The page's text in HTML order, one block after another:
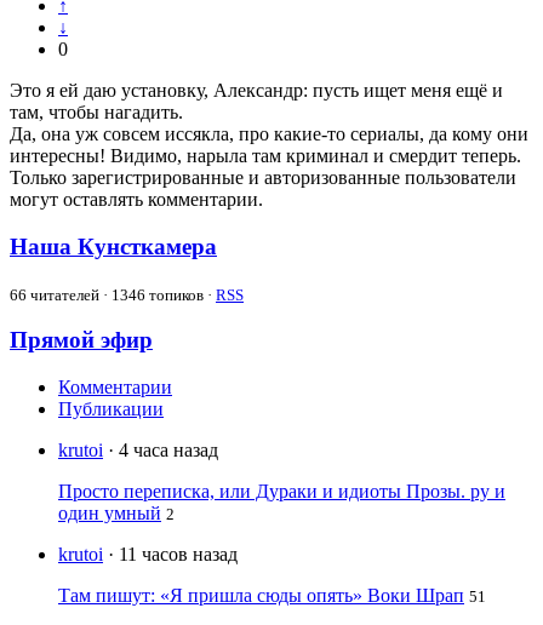
↑
↓
0
Это я ей даю установку, Александр: пусть ищет меня ещё и
там, чтобы нагадить.
Да, она уж совсем иссякла, про какие-то сериалы, да кому они
интересны! Видимо, нарыла там криминал и смердит теперь.
Только зарегистрированные и авторизованные пользователи
могут оставлять комментарии.
Наша Кунсткамера
66 читателей · 1346 топиков · RSS
Прямой эфир
Комментарии
Публикации
krutoi · 4 часа назад
Просто переписка, или Дураки и идиоты Прозы. ру и
один умный 2
krutoi · 11 часов назад
Там пишут: «Я пришла сюды опять» Воки Шрап 51